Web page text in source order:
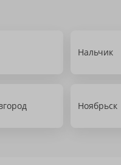
Нальчик
Ноябрьск